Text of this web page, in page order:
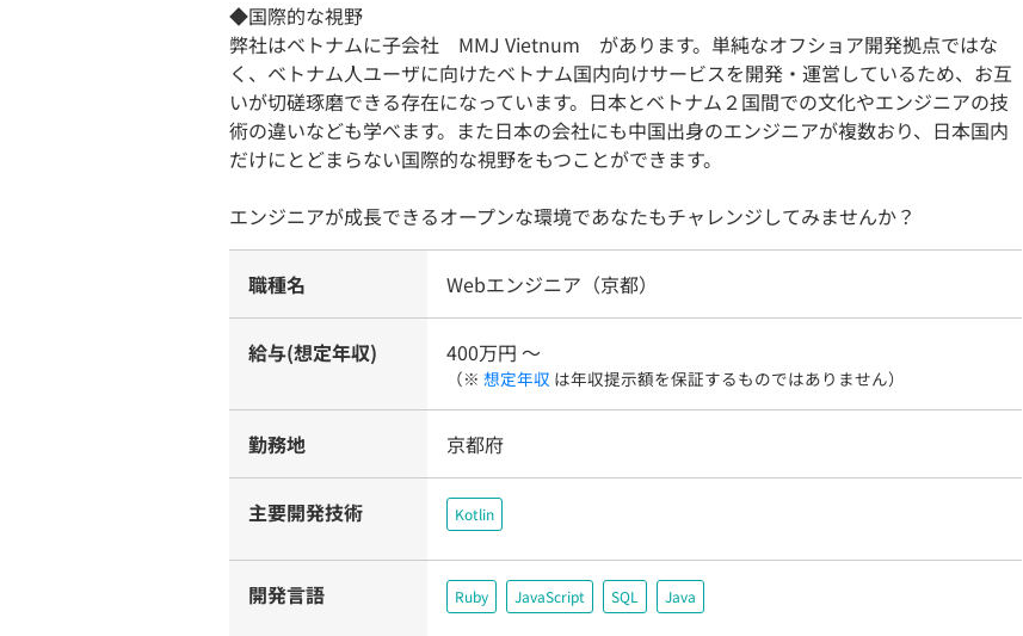
◆国際的な視野
弊社はベトナムに子会社 MMJ Vietnum があります。単純なオフショア開発拠点ではな
く、ベトナム人ユーザに向けたベトナム国内向けサービスを開発・運営しているため、お互
いが切磋琢磨できる存在になっています。日本とベトナム２国間での文化やエンジニアの技
術の違いなども学べます。また日本の会社にも中国出身のエンジニアが複数おり、日本国内
だけにとどまらない国際的な視野をもつことができます。
エンジニアが成長できるオープンな環境であなたもチャレンジしてみませんか？
職種名 Webエンジニア（京都）
給与(想定年収) 400万円 〜
（※ 想定年収 は年収提示額を保証するものではありません）
勤務地 京都府
主要開発技術 Kotlin
開発言語 Ruby JavaScript SQL Java